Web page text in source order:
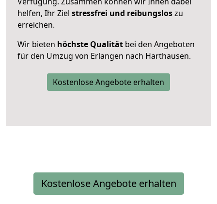
helfen, Ihr Ziel stressfrei und reibungsloszu
erreichen.
Wir bieten höchste Qualität bei den Angeboten
für den Umzug von Erlangen nach Harthausen.
Kostenlose Angebote erhalten
Kostenlose Angebote erhalten